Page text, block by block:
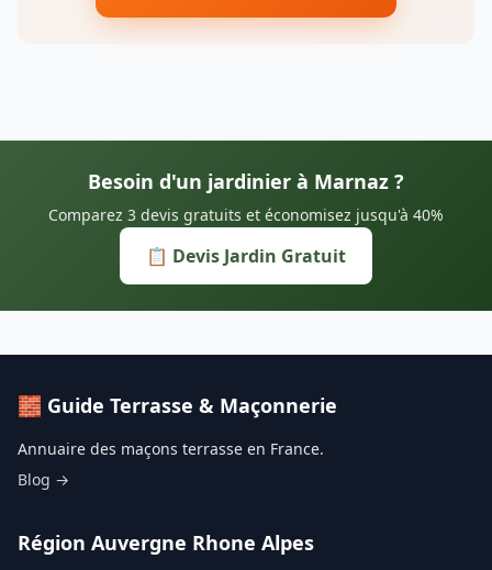
Besoin d'un jardinier à Marnaz ?
Comparez 3 devis gratuits et économisez jusqu'à 40%
📋 Devis Jardin Gratuit
🧱 Guide Terrasse & Maçonnerie
Annuaire des maçons terrasse en France.
Blog →
Région Auvergne Rhone Alpes